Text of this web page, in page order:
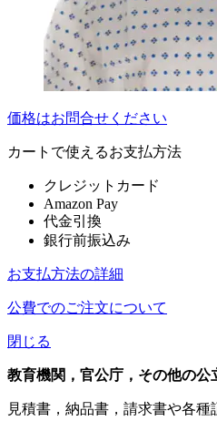
価格はお問合せください
カートで使えるお支払方法
クレジットカード
Amazon Pay
代金引換
銀行前振込み
お支払方法の詳細
公費でのご注文について
閉じる
教育機関，官公庁，その他の公
見積書，納品書，請求書や各種